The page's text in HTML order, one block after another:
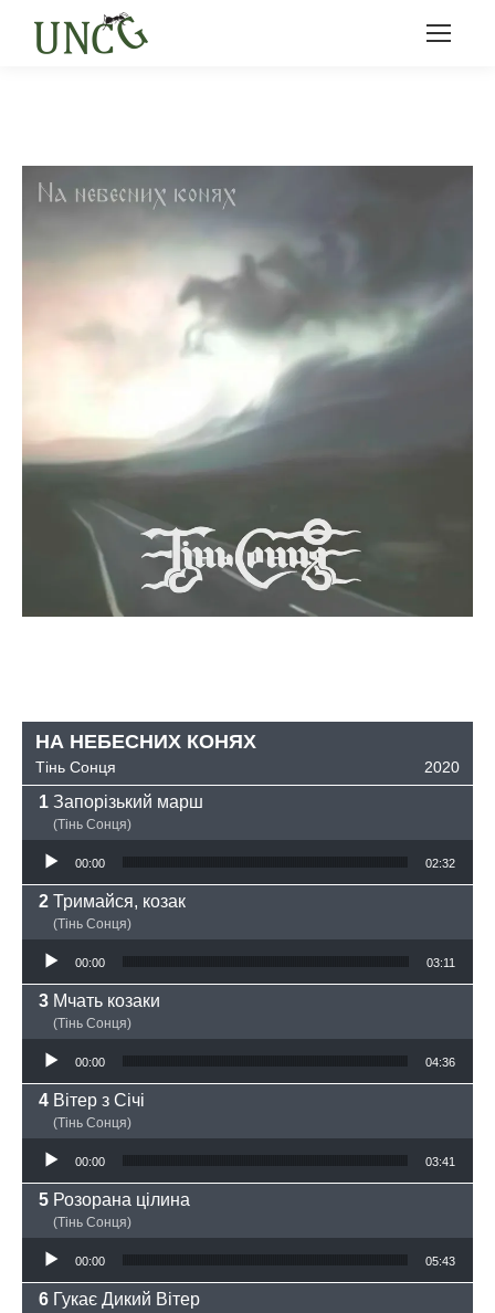
НА НЕБЕСНИХ КОНЯХ
Тінь Сонця 2020
Запорізький марш
(Тінь Сонця)
Аудіопрогравач
00:00 02:32
Тримайся, козак
(Тінь Сонця)
Аудіопрогравач
00:00 03:11
Мчать козаки
(Тінь Сонця)
Аудіопрогравач
00:00 04:36
Вітер з Січі
(Тінь Сонця)
Аудіопрогравач
00:00 03:41
Розорана цілина
(Тінь Сонця)
Аудіопрогравач
00:00 05:43
Гукає Дикий Вітер